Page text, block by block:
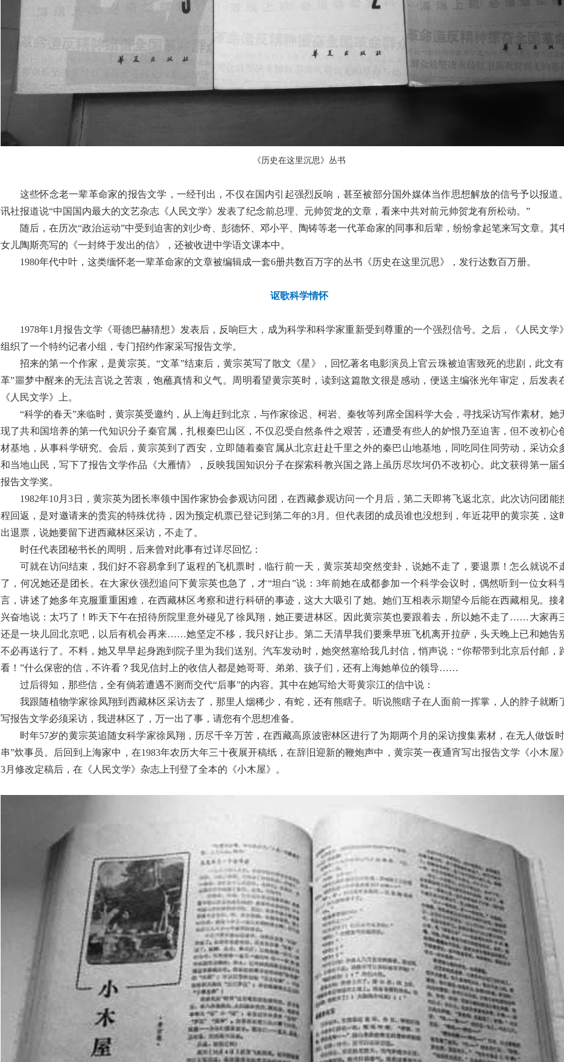
《历史在这里沉思》丛书
这些怀念老一辈革命家的报告文学，一经刊出，不仅在国内引起强烈反响，甚至被部分国外媒体当作思想解放的信号予以报道
讯社报道说“中国国内最大的文艺杂志《人民文学》发表了纪念前总理、元帅贺龙的文章，看来中共对前元帅贺龙有所松动。”
随后，在历次“政治运动”中受到迫害的刘少奇、彭德怀、邓小平、陶铸等老一代革命家的同事和后辈，纷纷拿起笔来写文章。其
女儿陶斯亮写的《一封终于发出的信》，还被收进中学语文课本中。
1980年代中叶，这类缅怀老一辈革命家的文章被编辑成一套6册共数百万字的丛书《历史在这里沉思》，发行达数百万册。
讴歌科学情怀
1978年1月报告文学《哥德巴赫猜想》发表后，反响巨大，成为科学和科学家重新受到尊重的一个强烈信号。之后，《人民文学
组织了一个特约记者小组，专门招约作家采写报告文学。
招来的第一个作家，是黄宗英。“文革”结束后，黄宗英写了散文《星》，回忆著名电影演员上官云珠被迫害致死的悲剧，此文
革”噩梦中醒来的无法言说之苦衷，饱蘸真情和义气。周明看望黄宗英时，读到这篇散文很是感动，便送主编张光年审定，后发表
《人民文学》上。
“科学的春天”来临时，黄宗英受邀约，从上海赶到北京，与作家徐迟、柯岩、秦牧等列席全国科学大会，寻找采访写作素材。她
现了共和国培养的第一代知识分子秦官属，扎根秦巴山区，不仅忍受自然条件之艰苦，还遭受有些人的妒恨乃至迫害，但不改初心
材基地，从事科学研究。会后，黄宗英到了西安，立即随着秦官属从北京赶赴千里之外的秦巴山地基地，同吃同住同劳动，采访众
和当地山民，写下了报告文学作品《大雁情》，反映我国知识分子在探索科教兴国之路上虽历尽坎坷仍不改初心。此文获得第一届
报告文学奖。
1982年10月3日，黄宗英为团长率领中国作家协会参观访问团，在西藏参观访问一个月后，第二天即将飞返北京。此次访问团能
程回返，是对邀请来的贵宾的特殊优待，因为预定机票已登记到第二年的3月。但代表团的成员谁也没想到，年近花甲的黄宗英，这
出退票，说她要留下进西藏林区采访，不走了。
时任代表团秘书长的周明，后来曾对此事有过详尽回忆：
可就在访问结束，我们好不容易拿到了返程的飞机票时，临行前一天，黄宗英却突然变卦，说她不走了，要退票！怎么就说不
了，何况她还是团长。在大家伙强烈追问下黄宗英也急了，才“坦白”说：3年前她在成都参加一个科学会议时，偶然听到一位女科
言，讲述了她多年克服重重困难，在西藏林区考察和进行科研的事迹，这大大吸引了她。她们互相表示期望今后能在西藏相见。接
兴奋地说：太巧了！昨天下午在招待所院里意外碰见了徐凤翔，她正要进林区。因此黄宗英也要跟着去，所以她不走了……大家再
还是一块儿回北京吧，以后有机会再来……她坚定不移，我只好让步。第二天清早我们要乘早班飞机离开拉萨，头天晚上已和她告
不必再送行了。不料，她又早早起身跑到院子里为我们送别。汽车发动时，她突然塞给我几封信，悄声说：“你帮带到北京后付邮，
看！”什么保密的信，不许看？我见信封上的收信人都是她哥哥、弟弟、孩子们，还有上海她单位的领导……
过后得知，那些信，全有倘若遭遇不测而交代“后事”的内容。其中在她写给大哥黄宗江的信中说：
我跟随植物学家徐凤翔到西藏林区采访去了，那里人烟稀少，有蛇，还有熊瞎子。听说熊瞎子在人面前一挥掌，人的脖子就断
写报告文学必须采访，我进林区了，万一出了事，请您有个思想准备。
时年57岁的黄宗英追随女科学家徐凤翔，历尽千辛万苦，在西藏高原波密林区进行了为期两个月的采访搜集素材，在无人做饭
串”炊事员。后回到上海家中，在1983年农历大年三十夜展开稿纸，在辞旧迎新的鞭炮声中，黄宗英一夜通宵写出报告文学《小木屋
3月修改定稿后，在《人民文学》杂志上刊登了全本的《小木屋》。